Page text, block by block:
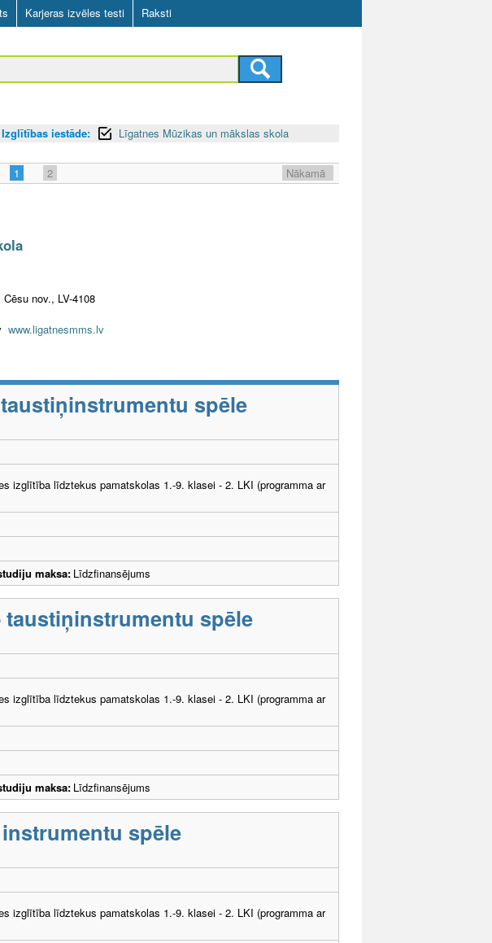
Karjeras izvēles testi Raksti
Izglītības iestāde: Līgatnes Mūzikas un mākslas skola
1 2
Nākamā
nov., LV-4108
www.ligatnesmms.lv
spēle
izglītība līdztekus pamatskolas 1.-9. klasei - 2. LKI (programma ar
maksa: Līdzfinansējums
taustiņinstrumentu spēle
izglītība līdztekus pamatskolas 1.-9. klasei - 2. LKI (programma ar
maksa: Līdzfinansējums
spēle
izglītība līdztekus pamatskolas 1.-9. klasei - 2. LKI (programma ar